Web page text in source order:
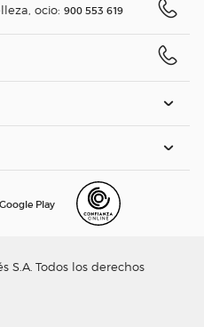
ocio: 900 553 619
Play
S.A. Todos los derechos